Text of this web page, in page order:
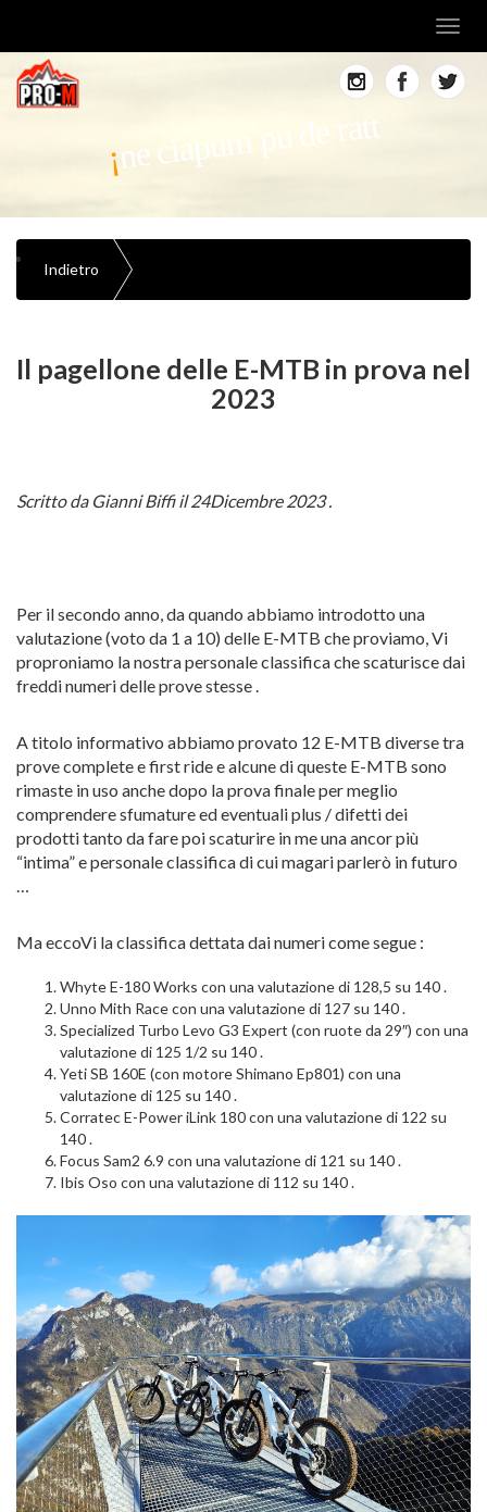
ne ciapum pu de ratt
Indietro
Il pagellone delle E-MTB in prova nel
2023
Scritto da Gianni Biffi il 24Dicembre 2023 .
Per il secondo anno, da quando abbiamo introdotto una
valutazione (voto da 1 a 10) delle E-MTB che proviamo, Vi
proproniamo la nostra personale classifica che scaturisce dai
freddi numeri delle prove stesse .
A titolo informativo abbiamo provato 12 E-MTB diverse tra
prove complete e first ride e alcune di queste E-MTB sono
rimaste in uso anche dopo la prova finale per meglio
comprendere sfumature ed eventuali plus / difetti dei
prodotti tanto da fare poi scaturire in me una ancor più
“intima” e personale classifica di cui magari parlerò in futuro
…
Ma eccoVi la classifica dettata dai numeri come segue :
Whyte E-180 Works con una valutazione di 128,5 su 140 .
Unno Mith Race con una valutazione di 127 su 140 .
Specialized Turbo Levo G3 Expert (con ruote da 29″) con una
valutazione di 125 1/2 su 140 .
Yeti SB 160E (con motore Shimano Ep801) con una
valutazione di 125 su 140 .
Corratec E-Power iLink 180 con una valutazione di 122 su
140 .
Focus Sam2 6.9 con una valutazione di 121 su 140 .
Ibis Oso con una valutazione di 112 su 140 .